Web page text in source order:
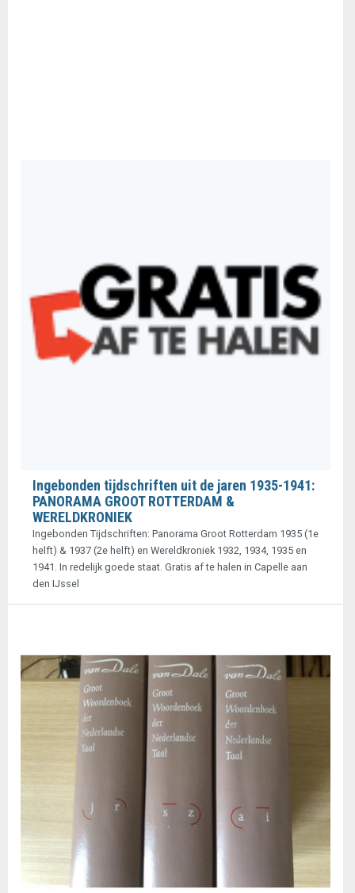
Ingebonden tijdschriften uit de jaren 1935-1941:
PANORAMA GROOT ROTTERDAM &
WERELDKRONIEK
Ingebonden Tijdschriften: Panorama Groot Rotterdam 1935 (1e
helft) & 1937 (2e helft) en Wereldkroniek 1932, 1934, 1935 en
1941. In redelijk goede staat. Gratis af te halen in Capelle aan
den IJssel